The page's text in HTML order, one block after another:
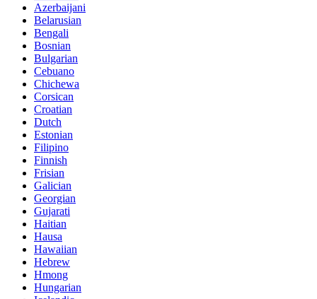
Azerbaijani
Belarusian
Bengali
Bosnian
Bulgarian
Cebuano
Chichewa
Corsican
Croatian
Dutch
Estonian
Filipino
Finnish
Frisian
Galician
Georgian
Gujarati
Haitian
Hausa
Hawaiian
Hebrew
Hmong
Hungarian